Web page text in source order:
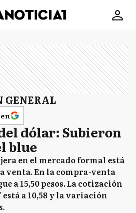
GENERAL
dólar: Subieron
blue
en el mercado formal está
venta. En la compra-venta
a 15,50 pesos. La cotización
a 10,58 y la variación